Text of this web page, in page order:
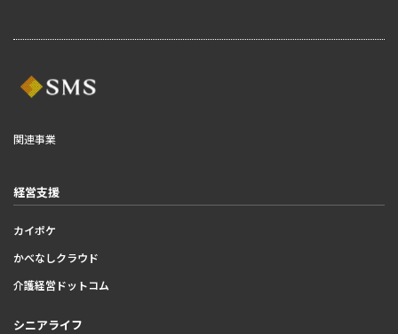
関連事業
経営支援
カイポケ
かべなしクラウド
介護経営ドットコム
シニアライフ